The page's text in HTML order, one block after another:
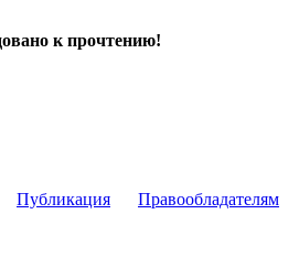
к прочтению!
Публикация Правообладателям